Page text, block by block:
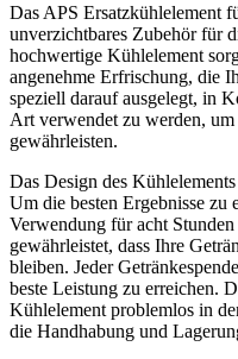
Das APS Ersatzkühlelement
unverzichtbares Zubehör für
hochwertige Kühlelement
angenehme Erfrischung, die
speziell darauf ausgelegt, in
Art verwendet zu werden,
gewährleisten.
Das Design des
Um die besten Ergebnisse zu
Verwendung für acht
gewährleistet, dass Ihre
bleiben. Jeder
beste Leistung zu erreichen.
Kühlelement problemlos in
die Handhabung und